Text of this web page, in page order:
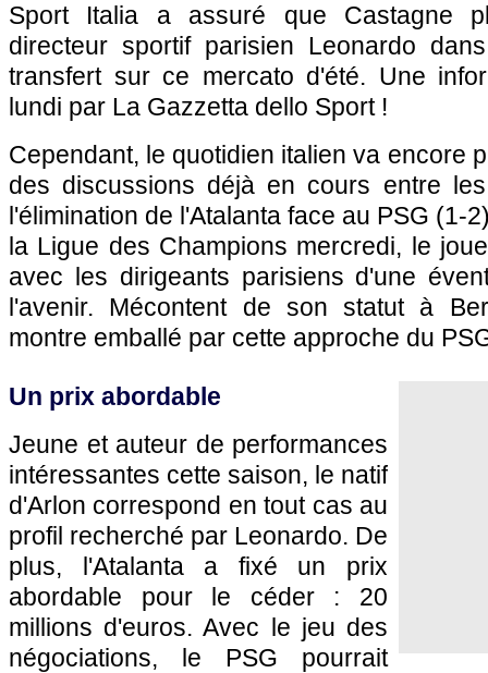
Sport Italia a assuré que Castagne
directeur sportif parisien Leonardo
transfert sur ce mercato d'été. Une
lundi par La Gazzetta dello Sport !
Cependant, le quotidien italien va encore
des discussions déjà en cours entre
l'élimination de l'Atalanta face au PSG (1-
la Ligue des Champions mercredi, le
avec les dirigeants parisiens d'une
l'avenir. Mécontent de son statut à
montre emballé par cette approche du
Un prix abordable
Jeune et auteur de performances
intéressantes cette saison, le natif
d'Arlon correspond en tout cas au
profil recherché par Leonardo. De
plus, l'Atalanta a fixé un prix
abordable pour le céder : 20
millions d'euros. Avec le jeu des
négociations, le PSG pourrait